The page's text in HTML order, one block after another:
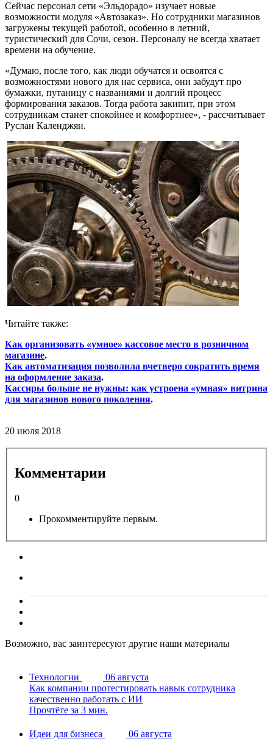
Сейчас персонал сети «Эльдорадо» изучает новые
возможности модуля «Автозаказ». Но сотрудники магазинов
загружены текущей работой, особенно в летний,
туристический для Сочи, сезон. Персоналу не всегда хватает
времени на обучение.
«Думаю, после того, как люди обучатся и освоятся с
возможностями нового для нас сервиса, они забудут про
бумажки, путаницу с названиями и долгий процесс
формирования заказов. Тогда работа закипит, при этом
сотрудникам станет спокойнее и комфортнее», - рассчитывает
Руслан Календжян.
Читайте также:
Как организовать «умное» кассовое место в розничном
магазине.
Как автоматизация позволила вчетверо сократить время
на оформление заказа.
Кассиры больше не нужны: как устроена «умная» витрина
для магазинов нового поколения.
20 июля 2018
Комментарии
0
Прокомментируйте первым.
Возможно, вас заинтересуют другие наши материалы
Технологии
06 августа
Как компании протестировать навык сотрудника
качественно работать с ИИ
Прочтёте за 3 мин.
Идеи для бизнеса 06 августа